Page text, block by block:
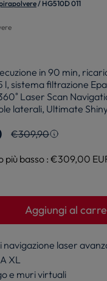
HG510D 011
in 90 min,
sistema filtrazione
Laser Scan
laterali, Ultimate
€309,90
più basso : €309,00
Aggiungi al
navigazione laser
XL
e muri virtuali